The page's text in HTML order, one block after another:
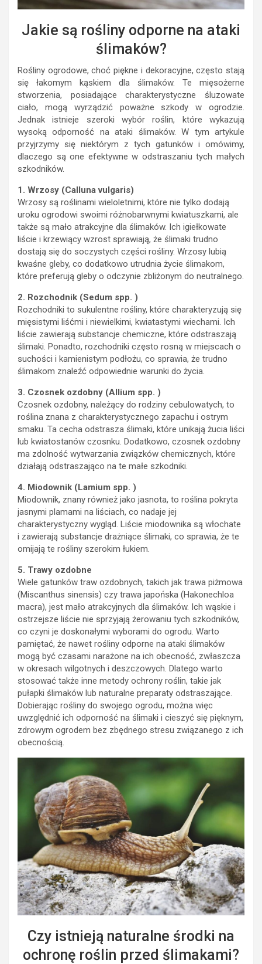
Jakie są rośliny odporne na ataki
ślimaków?
Rośliny ogrodowe, choć piękne i dekoracyjne, często stają
się łakomym kąskiem dla ślimaków. Te mięsożerne
stworzenia, posiadające charakterystyczne śluzowate
ciało, mogą wyrządzić poważne szkody w ogrodzie.
Jednak istnieje szeroki wybór roślin, które wykazują
wysoką odporność na ataki ślimaków. W tym artykule
przyjrzymy się niektórym z tych gatunków i omówimy,
dlaczego są one efektywne w odstraszaniu tych małych
szkodników.
1. Wrzosy (Calluna vulgaris)
Wrzosy są roślinami wieloletnimi, które nie tylko dodają
uroku ogrodowi swoimi różnobarwnymi kwiatuszkami, ale
także są mało atrakcyjne dla ślimaków. Ich igiełkowate
liście i krzewiący wzrost sprawiają, że ślimaki trudno
dostają się do soczystych części rośliny. Wrzosy lubią
kwaśne gleby, co dodatkowo utrudnia życie ślimakom,
które preferują gleby o odczynie zbliżonym do neutralnego.
2. Rozchodnik (Sedum spp. )
Rozchodniki to sukulentne rośliny, które charakteryzują się
mięsistymi liśćmi i niewielkimi, kwiatastymi wiechami. Ich
liście zawierają substancje chemiczne, które odstraszają
ślimaki. Ponadto, rozchodniki często rosną w miejscach o
suchości i kamienistym podłożu, co sprawia, że trudno
ślimakom znaleźć odpowiednie warunki do życia.
3. Czosnek ozdobny (Allium spp. )
Czosnek ozdobny, należący do rodziny cebulowatych, to
roślina znana z charakterystycznego zapachu i ostrym
smaku. Ta cecha odstrasza ślimaki, które unikają żucia liści
lub kwiatostanów czosnku. Dodatkowo, czosnek ozdobny
ma zdolność wytwarzania związków chemicznych, które
działają odstraszająco na te małe szkodniki.
4. Miodownik (Lamium spp. )
Miodownik, znany również jako jasnota, to roślina pokryta
jasnymi plamami na liściach, co nadaje jej
charakterystyczny wygląd. Liście miodownika są włochate
i zawierają substancje drażniące ślimaki, co sprawia, że te
omijają te rośliny szerokim łukiem.
5. Trawy ozdobne
Wiele gatunków traw ozdobnych, takich jak trawa piżmowa
(Miscanthus sinensis) czy trawa japońska (Hakonechloa
macra), jest mało atrakcyjnych dla ślimaków. Ich wąskie i
ostrzejsze liście nie sprzyjają żerowaniu tych szkodników,
co czyni je doskonałymi wyborami do ogrodu. Warto
pamiętać, że nawet rośliny odporne na ataki ślimaków
mogą być czasami narażone na ich obecność, zwłaszcza
w okresach wilgotnych i deszczowych. Dlatego warto
stosować także inne metody ochrony roślin, takie jak
pułapki ślimaków lub naturalne preparaty odstraszające.
Dobierając rośliny do swojego ogrodu, można więc
uwzględnić ich odporność na ślimaki i cieszyć się pięknym,
zdrowym ogrodem bez zbędnego stresu związanego z ich
obecnością.
Czy istnieją naturalne środki na
ochronę roślin przed ślimakami?